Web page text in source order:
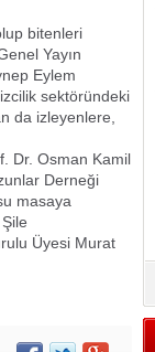
bitenleri
Yayın
Eylem
sektöründeki
da izleyenlere,
Dr. Osman Kamil
Derneği
masaya
Üyesi Murat